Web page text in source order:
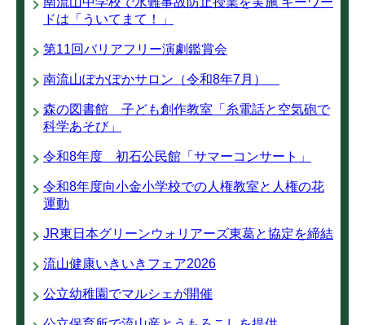
ドは「ういてまて！」
第11回バリアフリー演劇鑑賞会
南流山ぽかぽかサロン（令和8年7月）
森の図書館 子ども創作教室「糸電話と空気砲で
科学あそび」
令和8年度 初石公民館「サマーコンサート」
令和8年度向小金小学校での人権教室と人権の花
運動
JR東日本グリーンウォリアーズ東葛と協定を締結
流山健康いきいきフェア2026
公立幼稚園でマルシェが開催